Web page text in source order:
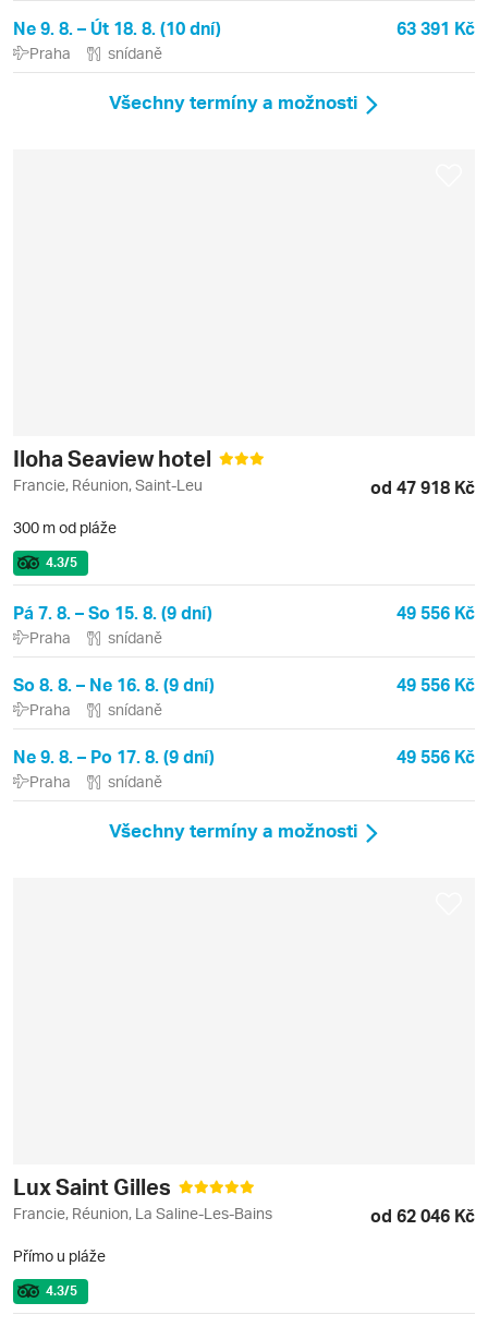
Ne 9. 8. – Út 18. 8. (10 dní) 63 391 Kč
Praha snídaně
Všechny termíny a možnosti
Iloha Seaview hotel
Francie, Réunion, Saint-Leu od 47 918 Kč
300 m od pláže
4.3/5
Pá 7. 8. – So 15. 8. (9 dní) 49 556 Kč
Praha snídaně
So 8. 8. – Ne 16. 8. (9 dní) 49 556 Kč
Praha snídaně
Ne 9. 8. – Po 17. 8. (9 dní) 49 556 Kč
Praha snídaně
Všechny termíny a možnosti
Lux Saint Gilles
Francie, Réunion, La Saline-Les-Bains od 62 046 Kč
Přímo u pláže
4.3/5